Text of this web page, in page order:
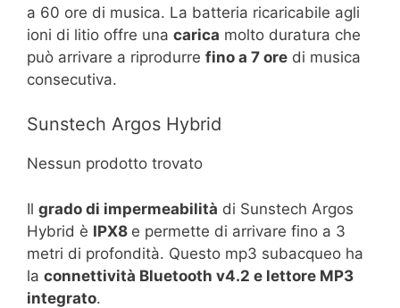
a 60 ore di musica. La batteria ricaricabile agli
ioni di litio offre una carica molto duratura che
può arrivare a riprodurre fino a 7 ore di musica
consecutiva.
Sunstech Argos Hybrid
Nessun prodotto trovato
Il grado di impermeabilità di Sunstech Argos
Hybrid è IPX8 e permette di arrivare fino a 3
metri di profondità. Questo mp3 subacqueo ha
la connettività Bluetooth v4.2 e lettore MP3
integrato.